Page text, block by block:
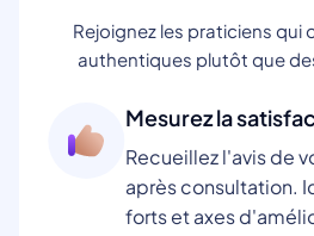
Rejoignez les praticiens qui
authentiques plutôt que
Mesurez la
Recueillez l'avis de
après consultation.
forts et axes